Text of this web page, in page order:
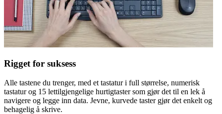
Rigget for suksess
Alle tastene du trenger, med et tastatur i full størrelse, numerisk
tastatur og 15 lettilgjengelige hurtigtaster som gjør det til en lek å
navigere og legge inn data. Jevne, kurvede taster gjør det enkelt og
behagelig å skrive.